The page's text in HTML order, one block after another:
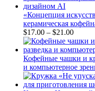
«Концепция
керамическая
$17.00 – $21.00Price
range:
$17.00
$21.00
Кофейные чашки и
и компьютерное